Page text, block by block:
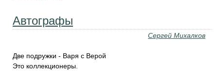
Автографы
Сергей Михалков
Две подружки - Варя с Верой
Это коллекционеры.